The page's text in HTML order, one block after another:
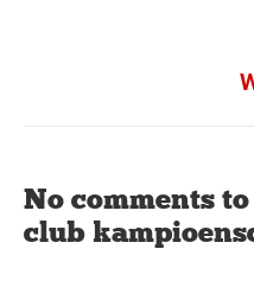
No comments
club